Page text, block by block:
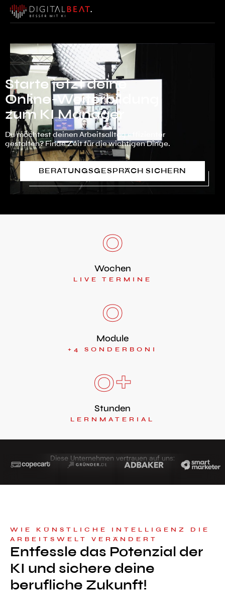
Starte jetzt deine
Online-Weiterbildung
zum KI Manager
Du möchtest deinen Arbeitsalltag effizienter
gestalten? Finde Zeit für die wichtigen Dinge.
BERATUNGSGESPRÄCH SICHERN
Wochen
0
LIVE TERMINE
Module
0
+4 SONDERBONI
Stunden
0+
LERNMATERIAL
Diese Unternehmen vertrauen auf uns:
WIE KÜNSTLICHE INTELLIGENZ DIE
ARBEITSWELT VERÄNDERT
Entfessle das Potenzial der
KI und sichere deine
berufliche Zukunft!